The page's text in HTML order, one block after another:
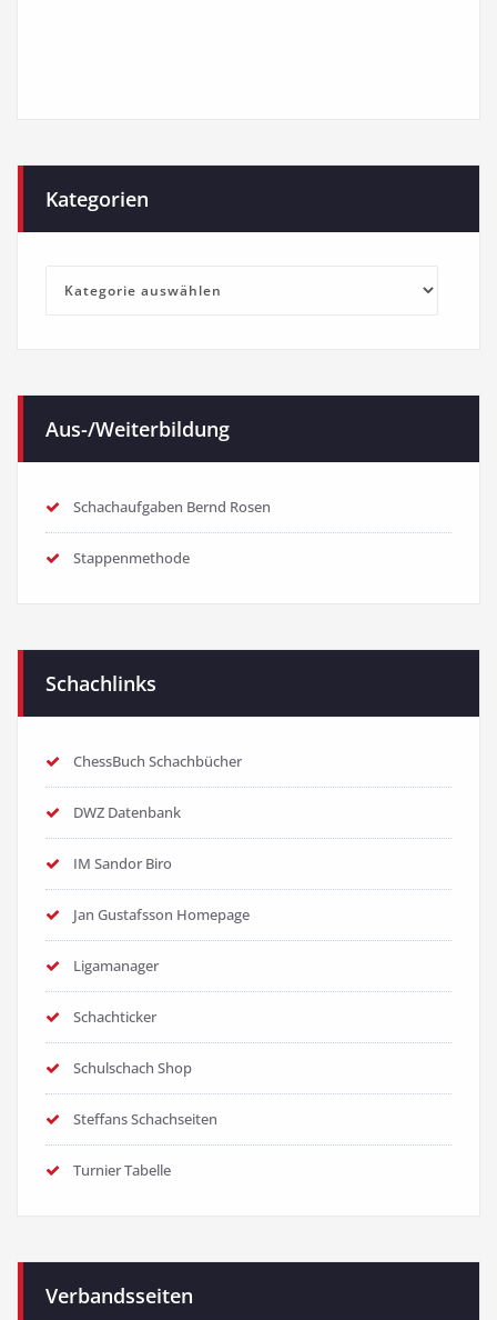
Kategorien
Kategorien
Aus-/Weiterbildung
Schachaufgaben Bernd Rosen
Stappenmethode
Schachlinks
ChessBuch Schachbücher
DWZ Datenbank
IM Sandor Biro
Jan Gustafsson Homepage
Ligamanager
Schachticker
Schulschach Shop
Steffans Schachseiten
Turnier Tabelle
Verbandsseiten